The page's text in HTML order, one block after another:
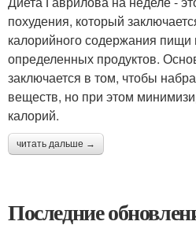
похудения, который
калорийного содержания пищи
определенных продуктов.
заключается в том, чтобы
веществ, но при этом
калорий.
читать дальше →
Последние